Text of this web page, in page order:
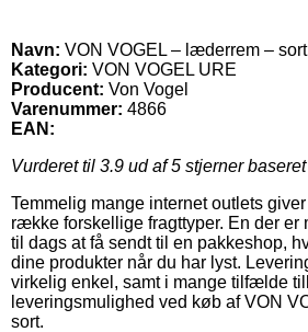
Navn: VON VOGEL – læderrem – sort
Kategori: VON VOGEL URE
Producent: Von Vogel
Varenummer: 4866
EAN:
Vurderet til 3.9 ud af 5 stjerner
Temmelig mange internet outlets
række forskellige fragttyper. En der er
til dags at få sendt til en pakkeshop,
dine produkter når du har lyst.
virkelig enkel, samt i mange tilfælde
leveringsmulighed ved køb af VON
sort.